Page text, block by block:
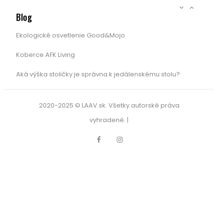
 
Blog
Ekologické osvetlenie Good&Mojo
Koberce AFK Living
Aká výška stoličky je správna k jedálenskému stolu?
2020-2025 © LAAV.sk. Všetky autorské práva
vyhradené. |
Facebook